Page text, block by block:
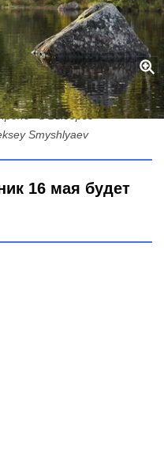
от лесничего: что нового
в Выборге
Smyshlyaev
16 мая будет